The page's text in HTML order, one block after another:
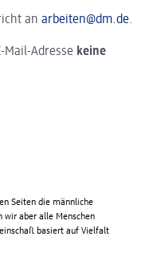
an arbeiten@dm.de.
Mail-Adresse keine
Seiten die männliche
wir aber alle Menschen
basiert auf Vielfalt